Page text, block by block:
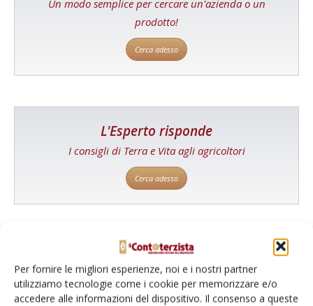
Per fornire le migliori esperienze, noi e i nostri partner
utilizziamo tecnologie come i cookie per memorizzare e/o
accedere alle informazioni del dispositivo. Il consenso a queste
Un modo semplice per cercare un'azienda o un
prodotto!
Cerca adesso
L'Esperto risponde
I consigli di Terra e Vita agli agricoltori
Cerca adesso